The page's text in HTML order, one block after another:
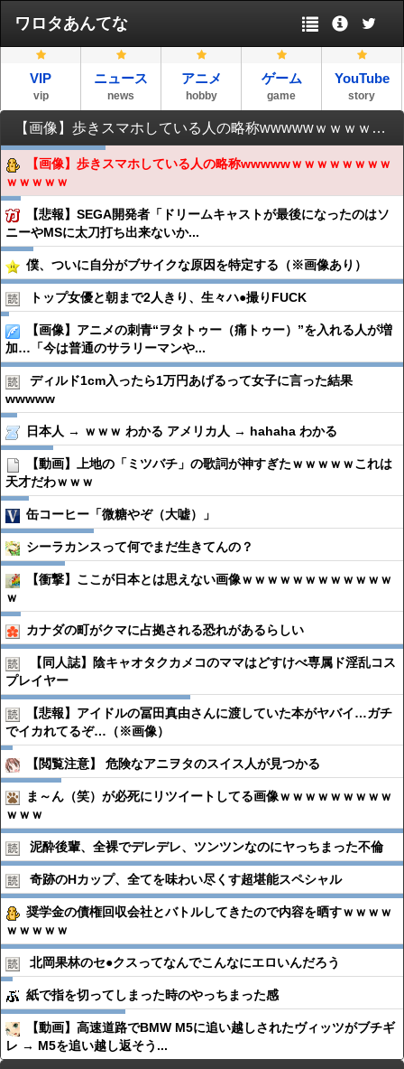
ワロタあんてな
VIP
vip
ニュース
news
アニメ
hobby
ゲーム
game
YouTube
story
【画像】歩きスマホしている人の略称wwwwwｗｗｗｗｗｗｗｗｗｗｗｗｗ
【画像】歩きスマホしている人の略称wwwwwｗｗｗｗｗｗｗｗ
ｗｗｗｗｗ
【悲報】SEGA開発者「ドリームキャストが最後になったのはソ
ニーやMSに太刀打ち出来ないか...
僕、ついに自分がブサイクな原因を特定する（※画像あり）
トップ女優と朝まで2人きり、生々ハ●︎撮りFUCK
【画像】アニメの刺青“ヲタトゥー（痛トゥー）”を入れる人が増
加…「今は普通のサラリーマンや...
ディルド1cm入ったら1万円あげるって女子に言った結果
wwwww
日本人 → ｗｗｗ わかる アメリカ人 → hahaha わかる
【動画】上地の「ミツバチ」の歌詞が神すぎたｗｗｗｗｗこれは
天才だわｗｗｗ
缶コーヒー「微糖やぞ（大嘘）」
シーラカンスって何でまだ生きてんの？
【衝撃】ここが日本とは思えない画像ｗｗｗｗｗｗｗｗｗｗｗｗ
ｗ
カナダの町がクマに占拠される恐れがあるらしい
【同人誌】陰キャオタクカメコのママはどすけべ専属ド淫乱コス
プレイヤー
【悲報】アイドルの冨田真由さんに渡していた本がヤバイ…ガチ
でイカれてるぞ…（※画像）
【閲覧注意】 危険なアニヲタのスイス人が見つかる
ま～ん（笑）が必死にリツイートしてる画像ｗｗｗｗｗｗｗｗｗ
ｗｗｗ
泥酔後輩、全裸でデレデレ、ツンツンなのにヤっちまった不倫
奇跡のHカップ、全てを味わい尽くす超堪能スペシャル
奨学金の債権回収会社とバトルしてきたので内容を晒すｗｗｗｗ
ｗｗｗｗｗ
北岡果林のセ●︎クスってなんでこんなにエロいんだろう
紙で指を切ってしまった時のやっちまった感
【動画】高速道路でBMW M5に追い越しされたヴィッツがブチギ
レ → M5を追い越し返そう...